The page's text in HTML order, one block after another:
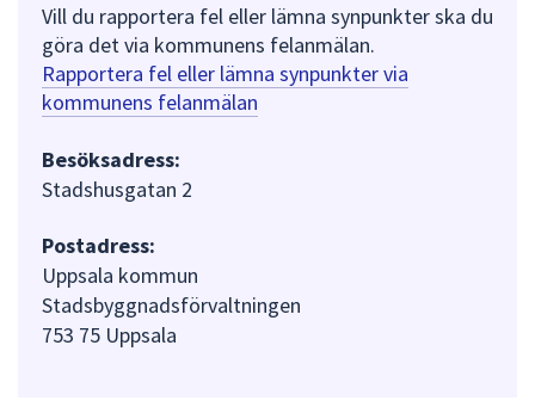
Vill du rapportera fel eller lämna synpunkter ska du
göra det via kommunens felanmälan.
Rapportera fel eller lämna synpunkter via
kommunens felanmälan
Besöksadress:
Stadshusgatan 2
Postadress:
Uppsala kommun
Stadsbyggnadsförvaltningen
753 75 Uppsala